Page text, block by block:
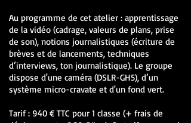
Au programme de cet atelier : apprentissage
de la vidéo (cadrage, valeurs de plans, prise
de son), notions journalistiques (écriture de
brèves et de lancements, techniques
d’interviews, ton journalistique). Le groupe
dispose d'une caméra (DSLR-GH5), d’un
système micro-cravate et d'un fond vert.
Tarif : 940 € TTC pour 1 classe (+ frais de